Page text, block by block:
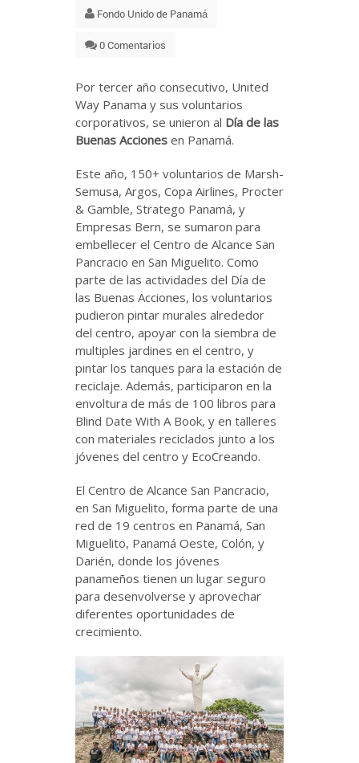
Fondo Unido de Panamá
0 Comentarios
Por tercer año consecutivo, United
Way Panama y sus voluntarios
corporativos, se unieron al Día de las
Buenas Acciones en Panamá.
Este año, 150+ voluntarios de Marsh-
Semusa, Argos, Copa Airlines, Procter
& Gamble, Stratego Panamá, y
Empresas Bern, se sumaron para
embellecer el Centro de Alcance San
Pancracio en San Miguelito. Como
parte de las actividades del Día de
las Buenas Acciones, los voluntarios
pudieron pintar murales alrededor
del centro, apoyar con la siembra de
multiples jardines en el centro, y
pintar los tanques para la estación de
reciclaje. Además, participaron en la
envoltura de más de 100 libros para
Blind Date With A Book, y en talleres
con materiales reciclados junto a los
jóvenes del centro y EcoCreando.
El Centro de Alcance San Pancracio,
en San Miguelito, forma parte de una
red de 19 centros en Panamá, San
Miguelito, Panamá Oeste, Colón, y
Darién, donde los jóvenes
panameños tienen un lugar seguro
para desenvolverse y aprovechar
diferentes oportunidades de
crecimiento.